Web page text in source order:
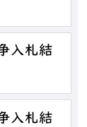
入札結
入札結